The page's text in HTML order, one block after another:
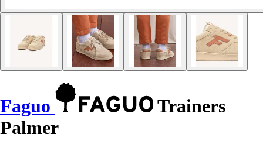
Faguo
Trainers
Palmer